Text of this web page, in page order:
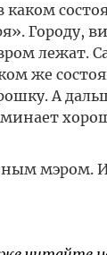
каком
Городу,
лежат.
же
А
мэром. И